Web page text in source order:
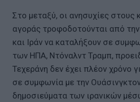
Στο μεταξύ, οι ανησυχίες στους
αγοράς τροφοδοτούνται από
και Ιράν να καταλήξουν σε
των ΗΠΑ, Ντόναλντ Τραμπ,
Τεχεράνη δεν έχει πλέον χρόνο
σε συμφωνία με την
δημοσιεύματα των ιρανικών